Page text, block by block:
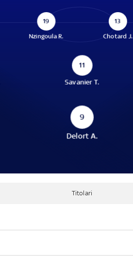
19
Nzingoula R.
13
Chotard J.
11
Savanier T.
9
Delort A.
Titolari